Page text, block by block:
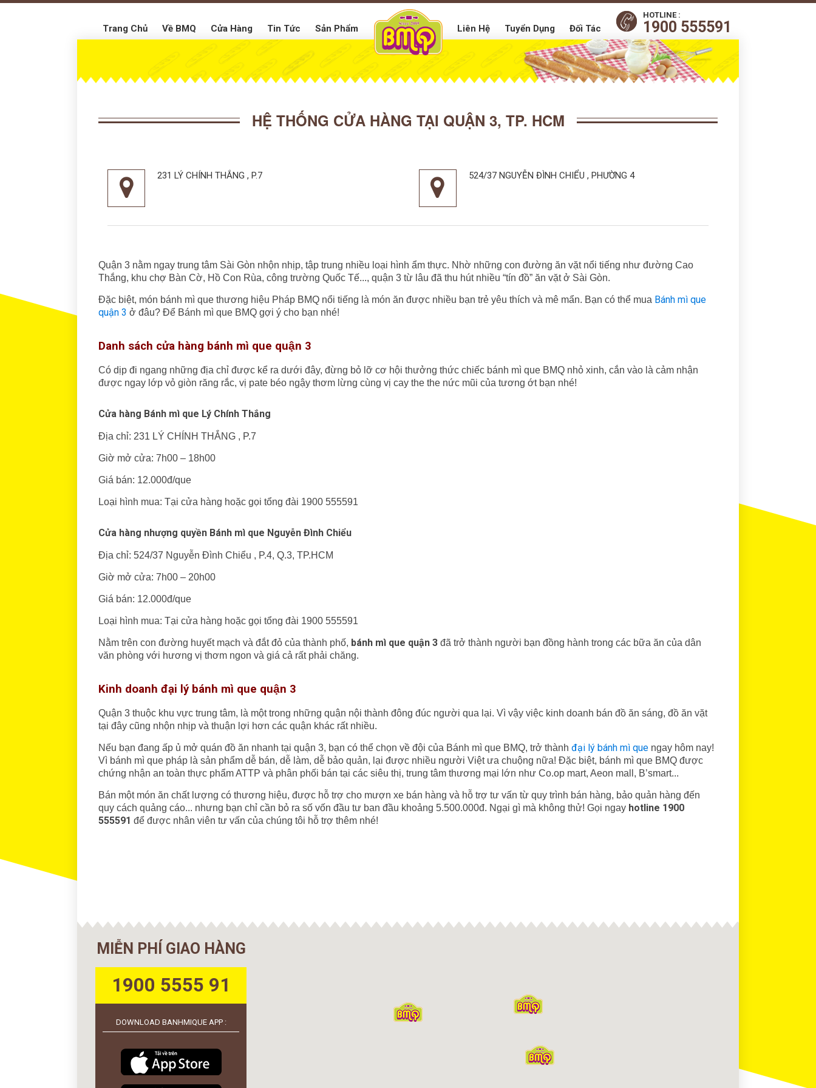
Trang Chủ Về BMQ Cửa Hàng Tin Tức Sản Phẩm
HOTLINE :
1900 555591
Đối Tác
Tuyển Dụng
Liên Hệ
HỆ THỐNG CỬA HÀNG TẠI QUẬN 3, TP. HCM
231 LÝ CHÍNH THẮNG , P.7 524/37 NGUYỄN ĐÌNH CHIỂU , PHƯỜNG 4
Quận 3 nằm ngay trung tâm Sài Gòn nhộn nhịp, tập trung nhiều loại hình ẩm thực. Nhờ những con đường ăn vặt nổi tiếng như đường Cao
Thắng, khu chợ Bàn Cờ, Hồ Con Rùa, công trường Quốc Tế..., quận 3 từ lâu đã thu hút nhiều “tín đồ” ăn vặt ở Sài Gòn.
Đặc biệt, món bánh mì que thương hiệu Pháp BMQ nổi tiếng là món ăn được nhiều bạn trẻ yêu thích và mê mẩn. Bạn có thể mua Bánh mì que
quận 3 ở đâu? Để Bánh mì que BMQ gợi ý cho bạn nhé!
Danh sách cửa hàng bánh mì que quận 3
Có dịp đi ngang những địa chỉ được kể ra dưới đây, đừng bỏ lỡ cơ hội thưởng thức chiếc bánh mì que BMQ nhỏ xinh, cắn vào là cảm nhận
được ngay lớp vỏ giòn răng rắc, vị pate béo ngậy thơm lừng cùng vị cay the the nức mũi của tương ớt bạn nhé!
Cửa hàng Bánh mì que Lý Chính Thắng
Địa chỉ: 231 LÝ CHÍNH THẮNG , P.7
Giờ mở cửa: 7h00 – 18h00
Giá bán: 12.000đ/que
Loại hình mua: Tại cửa hàng hoặc gọi tổng đài 1900 555591
Cửa hàng nhượng quyền Bánh mì que Nguyễn Đình Chiểu
Địa chỉ: 524/37 Nguyễn Đình Chiểu , P.4, Q.3, TP.HCM
Giờ mở cửa: 7h00 – 20h00
Giá bán: 12.000đ/que
Loại hình mua: Tại cửa hàng hoặc gọi tổng đài 1900 555591
Nằm trên con đường huyết mạch và đắt đỏ của thành phố, bánh mì que quận 3 đã trở thành người bạn đồng hành trong các bữa ăn của dân
văn phòng với hương vị thơm ngon và giá cả rất phải chăng.
Kinh doanh đại lý bánh mì que quận 3
Quận 3 thuộc khu vực trung tâm, là một trong những quận nội thành đông đúc người qua lại. Vì vậy việc kinh doanh bán đồ ăn sáng, đồ ăn vặt
tại đây cũng nhộn nhịp và thuận lợi hơn các quận khác rất nhiều.
Nếu bạn đang ấp ủ mở quán đồ ăn nhanh tại quận 3, bạn có thể chọn về đội của Bánh mì que BMQ, trở thành đại lý bánh mì que ngay hôm nay!
Vì bánh mì que pháp là sản phẩm dễ bán, dễ làm, dễ bảo quản, lại được nhiều người Việt ưa chuộng nữa! Đặc biệt, bánh mì que BMQ được
chứng nhận an toàn thực phẩm ATTP và phân phối bán tại các siêu thị, trung tâm thương mại lớn như Co.op mart, Aeon mall, B’smart...
Bán một món ăn chất lượng có thương hiệu, được hỗ trợ cho mượn xe bán hàng và hỗ trợ tư vấn từ quy trình bán hàng, bảo quản hàng đến
quy cách quảng cáo... nhưng bạn chỉ cần bỏ ra số vốn đầu tư ban đầu khoảng 5.500.000đ. Ngại gì mà không thử! Gọi ngay hotline 1900
555591 để được nhân viên tư vấn của chúng tôi hỗ trợ thêm nhé!
MIỄN PHÍ GIAO HÀNG
1900 5555 91
DOWNLOAD BANHMIQUE APP :